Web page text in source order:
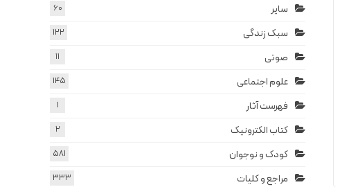
سایر 60
سبک زندگی 122
صوتی 11
علوم اجتماعی 145
فهرست آثار 1
کتاب الکترونیک 2
کودک و نوجوان 581
مراجع و کلیات 333